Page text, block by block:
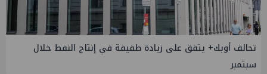
إسدال الستار على النسخة الثانية من "منتدى مصر للطاقة
والصناعة 2026" بنجاح